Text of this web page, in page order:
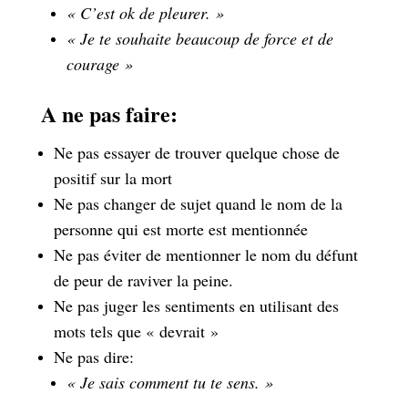
« C’est ok de pleurer. »
« Je te souhaite beaucoup de force et de
courage »
A ne pas faire:
Ne pas essayer de trouver quelque chose de
positif sur la mort
Ne pas changer de sujet quand le nom de la
personne qui est morte est mentionnée
Ne pas éviter de mentionner le nom du défunt
de peur de raviver la peine.
Ne pas juger les sentiments en utilisant des
mots tels que « devrait »
Ne pas dire:
« Je sais comment tu te sens. »